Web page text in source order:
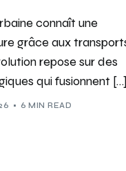
connaît une
grâce aux
repose sur des
qui fusionnent
6 MIN READ